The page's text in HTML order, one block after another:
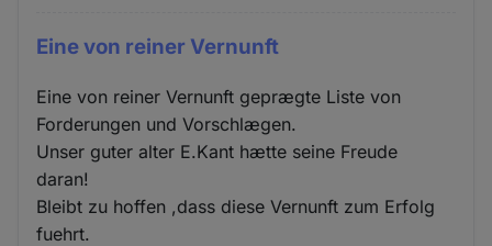
Eine von reiner Vernunft
Eine von reiner Vernunft geprægte Liste von
Forderungen und Vorschlægen.
Unser guter alter E.Kant hætte seine Freude
daran!
Bleibt zu hoffen ,dass diese Vernunft zum Erfolg
fuehrt.